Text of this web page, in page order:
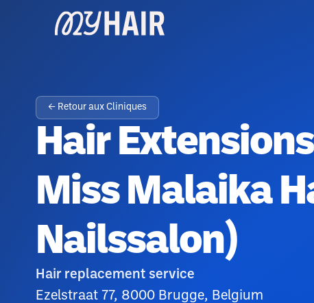
← Retour aux Cliniques
Hair
Miss Malaika
Nailssalon)
Hair replacement service
Ezelstraat 77, 8000 Brugge, Belgium